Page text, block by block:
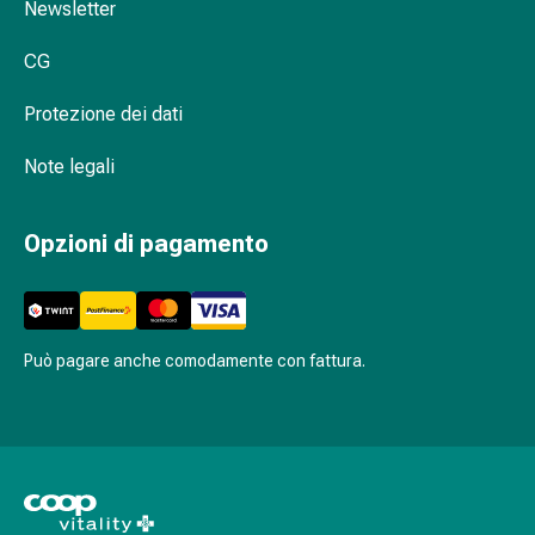
Disturbi
(Russare)
respiratorio
Farmaci
per
Infezioni
Varicella
Newsletter
CG
Protezione dei dati
Note legali
Opzioni di pagamento
Può pagare anche comodamente con fattura.